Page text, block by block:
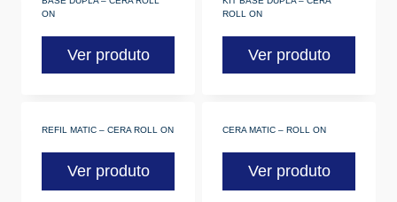
ON
Ver produto
ROLL ON
Ver produto
REFIL MATIC – CERA ROLL ON
Ver produto
CERA MATIC – ROLL ON
Ver produto